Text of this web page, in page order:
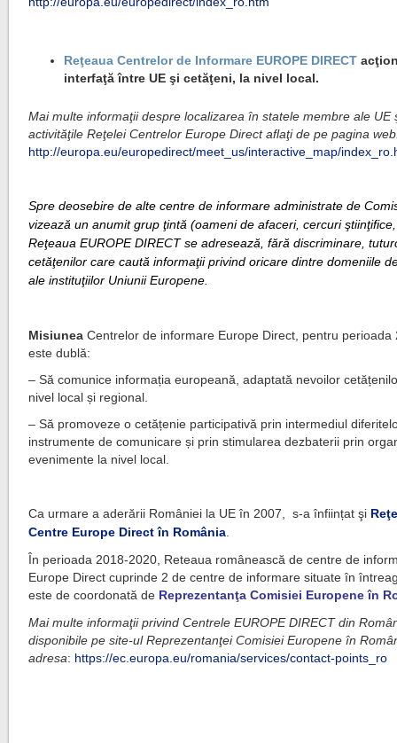
Reţeaua Centrelor de Informare EUROPE DIRECT
interfaţă între UE şi cetăţeni, la nivel local.
Mai multe informaţii despre localizarea în statele membre ale UE
activităţile Reţelei Centrelor Europe Direct aflaţi de pe pagina
http://europa.eu/europedirect/meet_us/interactive_map/
Spre deosebire de alte centre de informare administrate de
vizează un anumit grup ţintă (oameni de afaceri, cercuri
Reţeaua EUROPE DIRECT se adresează, fără discriminare,
cetăţenilor care caută informaţii privind oricare dintre domeniile
ale instituţiilor Uniunii Europene.
MisiuneaCentrelor de informare Europe Direct, pentru perioada
este dublă:
– Să comunice informația europeană, adaptată nevoilor
nivel local și regional.
– Să promoveze o cetățenie participativă prin intermediul
instrumente de comunicare și prin stimularea dezbaterii prin
evenimente la nivel local.
Ca urmare a aderării României la UE în 2007, s-a înființat şi
Centre Europe Direct în România
În perioada 2018-2020, Reteaua românească de centre de
Europe Direct cuprinde 2 de centre de informare situate în
este de coordonată de Reprezentanţa Comisiei Europene în
Mai multe informaţii privind Centrele EUROPE DIRECT din
disponibile pe site-ul Reprezentanţei Comisiei Europene în
adresa: https://ec.europa.eu/romania/services/contact-points_ro